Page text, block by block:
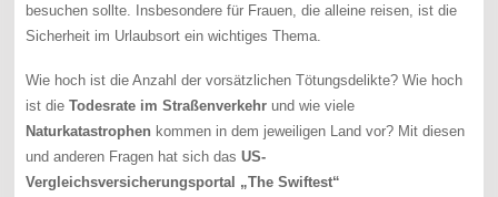
besuchen sollte. Insbesondere für Frauen, die alleine reisen, ist die
Sicherheit im Urlaubsort ein wichtiges Thema.
Wie hoch ist die Anzahl der vorsätzlichen Tötungsdelikte? Wie hoch
ist dieTodesrate im Straßenverkehr und wie viele
Naturkatastrophen kommen in dem jeweiligen Land vor? Mit diesen
und anderen Fragen hat sich das US-
Vergleichsversicherungsportal „The Swiftest“